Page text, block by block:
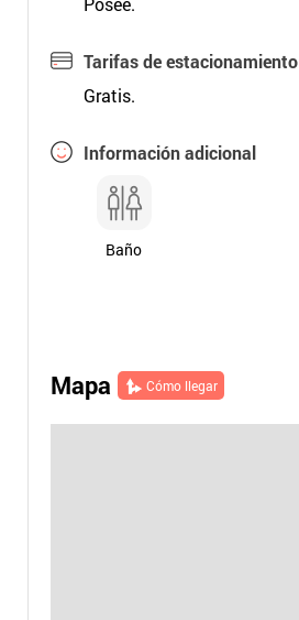
Tarifas de estacionamiento
Gratis.
Información adicional
Baño
Mapa Cómo llegar